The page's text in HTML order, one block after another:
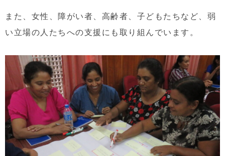
また、女性、障がい者、高齢者、子どもたちなど、弱
い立場の人たちへの支援にも取り組んでいます。